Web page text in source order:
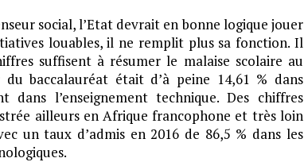
social, l’Etat devrait en bonne logique jouer
louables, il ne remplit plus sa fonction. Il
suffisent à résumer le malaise scolaire au
baccalauréat était d’à peine 14,61 % dans
dans l’enseignement technique. Des chiffres
ailleurs en Afrique francophone et très loin
un taux d’admis en 2016 de 86,5 % dans les